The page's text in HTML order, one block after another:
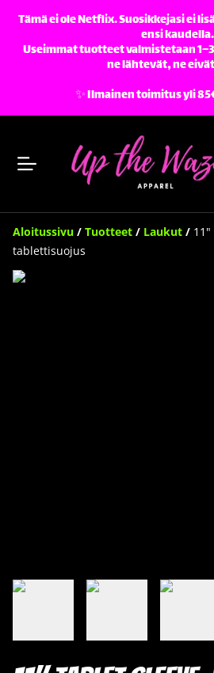
Tämä ei ole Netflix. Suosikkejasi ei
ensi kaudella.
Useimmat tuotteet valmistetaan
ne lähtevät, ne
✨️ Ilmainen toimitus yli
Aloitussivu / Tuotteet / Laukut / 11"
tablettisuojus